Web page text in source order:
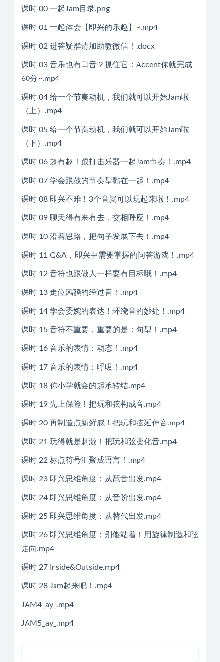
课时 00 一起Jam目录.png
课时 01 一起体会【即兴的乐趣】~.mp4
课时 02 进答疑群请加助教微信！.docx
课时 03 音乐也有口音？抓住它：Accent你就完成
60分~.mp4
课时 04 给一个节奏动机，我们就可以开始Jam啦！
（上）.mp4
课时 05 给一个节奏动机，我们就可以开始Jam啦！
（下）.mp4
课时 06 超有趣！跟打击乐器一起Jam节奏！.mp4
课时 07 学会跟鼓的节奏型黏在一起！.mp4
课时 08 即兴不难！3个音就可以玩起来啦！.mp4
课时 09 聊天得有来有去，交相呼应！.mp4
课时 10 沿着思路，把句子发展下去！.mp4
课时 11 Q&A，即兴中需要掌握的问答游戏！.mp4
课时 12 音符也跟做人一样要有目标哦！.mp4
课时 13 走位风骚的经过音！.mp4
课时 14 学会委婉的表达！环绕音的妙处！.mp4
课时 15 音符不重要，重要的是：句型！.mp4
课时 16 音乐的表情：动态！.mp4
课时 17 音乐的表情：呼吸！.mp4
课时 18 你小学就会的起承转结.mp4
课时 19 先上保险！把玩和弦构成音.mp4
课时 20 再制造点新鲜感！把玩和弦延伸音.mp4
课时 21 玩得就是刺激！把玩和弦变化音.mp4
课时 22 标点符号汇聚成语言！.mp4
课时 23 即兴思维角度：从琶音出发.mp4
课时 24 即兴思维角度：从音阶出发.mp4
课时 25 即兴思维角度：从替代出发.mp4
课时 26 即兴思维角度：别傻站着！用旋律制造和弦
走向.mp4
课时 27 Inside&Outside.mp4
课时 28 Jam起来吧！.mp4
JAM4_ay_.mp4
JAM5_ay_.mp4